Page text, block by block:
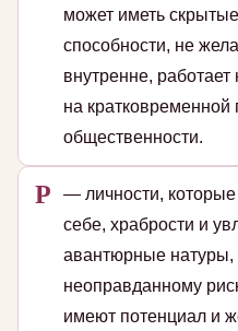
может иметь
способности, не
внутренне, работает
на кратковременной
общественности.
Р
— личности, которые
себе, храбрости и
авантюрные натуры,
неоправданному
имеют потенциал и